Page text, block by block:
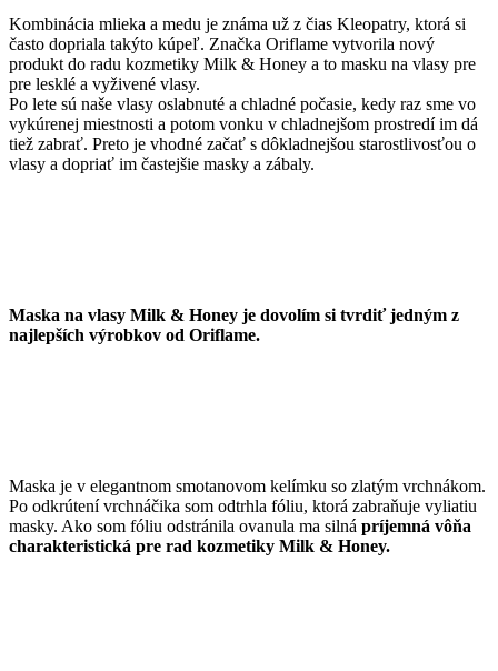
Kombinácia mlieka a medu je známa už z čias Kleopatry, ktorá si
často dopriala takýto kúpeľ. Značka Oriflame vytvorila nový
produkt do radu kozmetiky Milk & Honey a to masku na vlasy pre
pre lesklé a vyživené vlasy.
Po lete sú naše vlasy oslabnuté a chladné počasie, kedy raz sme vo
vykúrenej miestnosti a potom vonku v chladnejšom prostredí im dá
tiež zabrať. Preto je vhodné začať s dôkladnejšou starostlivosťou o
vlasy a dopriať im častejšie masky a zábaly.
Maska na vlasy Milk & Honey je dovolím si tvrdiť jedným z
najlepších výrobkov od Oriflame.
Maska je v elegantnom smotanovom kelímku so zlatým vrchnákom.
Po odkrútení vrchnáčika som odtrhla fóliu, ktorá zabraňuje vyliatiu
masky. Ako som fóliu odstránila ovanula ma silná príjemná vôňa
charakteristická pre rad kozmetiky Milk & Honey.